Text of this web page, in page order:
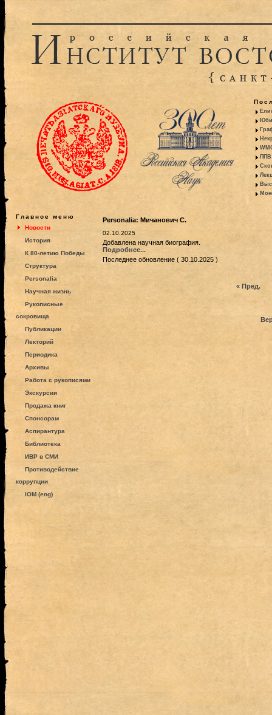
ППВ
Главное меню
Новости
История
К 80-летию Победы
Структура
Personalia
Научная жизнь
Рукописные
сокровища
Публикации
Лекторий
Периодика
Архивы
Работа с рукописями
Экскурсии
Продажа книг
Спонсорам
Аспирантура
Библиотека
ИВР в СМИ
Противодействие
коррупции
IOM (eng)
Personalia: Мичанович С.
02.10.2025
Добавлена научная биография.
Подробнее...
Последнее обновление ( 30.10.2025 )
« Пред.